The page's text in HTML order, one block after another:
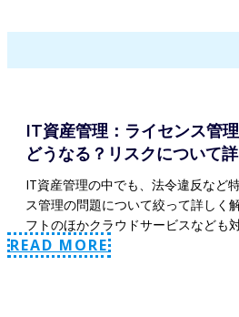
IT資産管理：ライセンス管
どうなる？リスクについて
IT資産管理の中でも、法令違反など
ス管理の問題について絞って詳しく
フトのほかクラウドサービスなども
READ MORE